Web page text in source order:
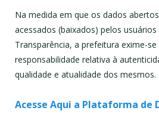
Na medida em que os dados
acessados (baixados) pelos
Transparência, a prefeitura exime-
responsabilidade relativa à
qualidade e atualidade dos mesmos.
Acesse Aqui a Plataforma de